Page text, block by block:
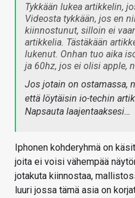
Tykkään lukea artikkelin,
Videosta tykkään, jos en
kiinnostunut, silloin ei
artikkelia. Tästäkään
lukenut. Onhan tuo aika
ja 60hz, jos ei olisi apple,
Jos jotain on ostamassa,
että löytäisin io-techin
Napsauta laajentaaksesi…
Iphonen kohderyhmä on
joita ei voisi vähempää
jotakuta kiinnostaa,
luuri jossa tämä asia on